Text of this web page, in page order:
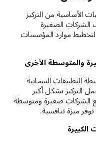
الأساسية من التركيز
الشركات الصغيرة
لتخطيط موارد المؤسسات
والمتوسطة الأخرى
التطبيقات السحابية
التركيز بشكل أكبر
مع الشركات صغيرة ومتوسطة
ميزة تنافسية.